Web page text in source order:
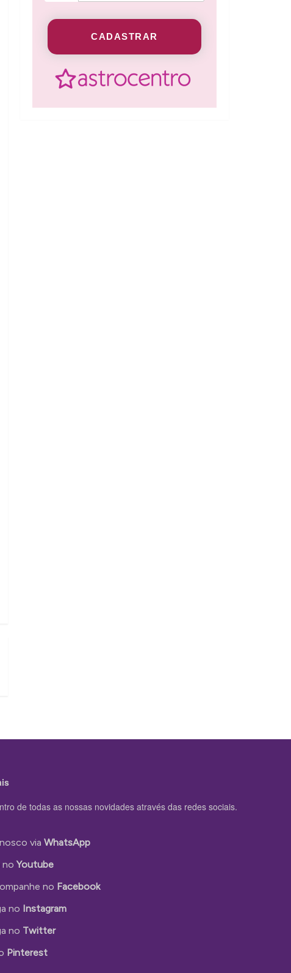
CADASTRAR
de todas as nossas novidades através das redes sociais.
via WhatsApp
noYoutube
no Facebook
no Instagram
no Twitter
Pinterest